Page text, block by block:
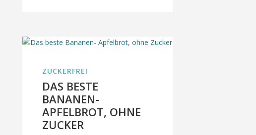
ZUCKERFREI
DAS BESTE
BANANEN-
APFELBROT, OHNE
ZUCKER